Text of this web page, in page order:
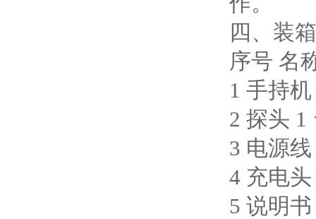
四、装
序号 名
1 手持
2 探头 1
3 电源
4 充电
5 说明